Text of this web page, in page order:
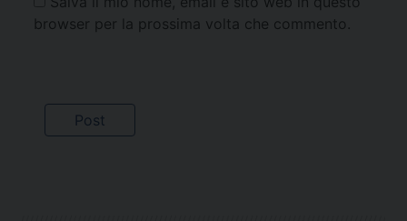
browser per la prossima volta che commento.